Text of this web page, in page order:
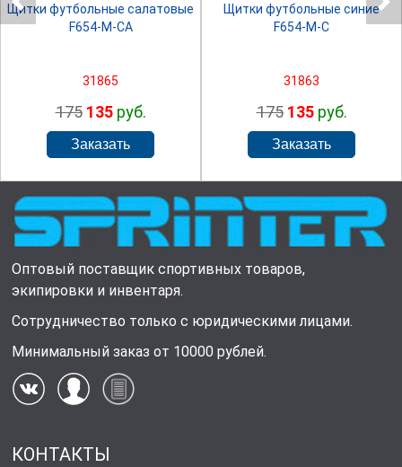
Щитки футбольные салатовые
F654-М-СА
31865
175 135руб.
Щитки футбольные синие
F654-М-С
31863
175 135руб.
Оптовый поставщик спортивных товаров,
экипировки и инвентаря.
Сотрудничество только с юридическими лицами.
Минимальный заказ от 10000 рублей.
КОНТАКТЫ